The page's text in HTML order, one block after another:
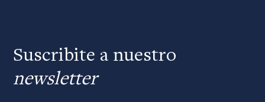
Suscribite a nuestro
newsletter